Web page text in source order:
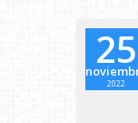
25
2022